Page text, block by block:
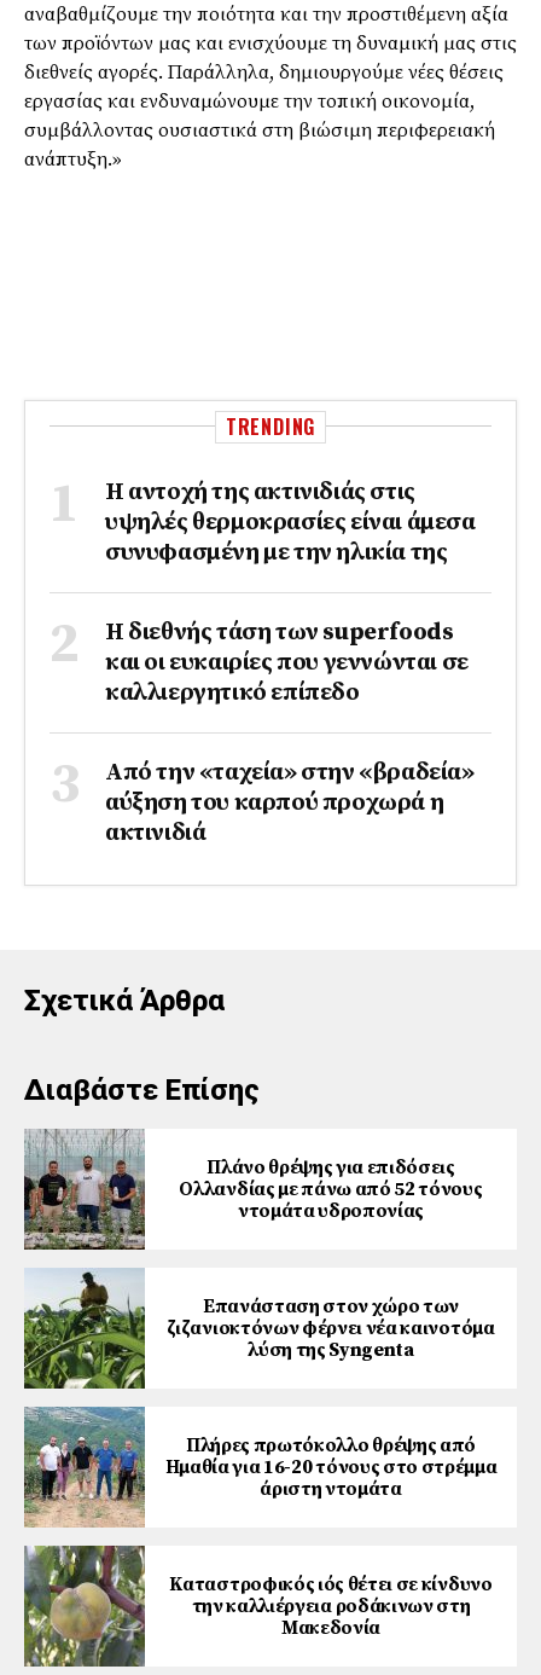
αναβαθμίζουμε την ποιότητα και την προστιθέμενη αξία
των προϊόντων μας και ενισχύουμε τη δυναμική μας στις
διεθνείς αγορές. Παράλληλα, δημιουργούμε νέες θέσεις
εργασίας και ενδυναμώνουμε την τοπική οικονομία,
συμβάλλοντας ουσιαστικά στη βιώσιμη περιφερειακή
ανάπτυξη.»
TRENDING
Η αντοχή της ακτινιδιάς στις
υψηλές θερμοκρασίες είναι άμεσα
συνυφασμένη με την ηλικία της
Η διεθνής τάση των superfoods
και οι ευκαιρίες που γεννώνται σε
καλλιεργητικό επίπεδο
Από την «ταχεία» στην «βραδεία»
αύξηση του καρπού προχωρά η
ακτινιδιά
Σχετικά Άρθρα
Διαβάστε Επίσης
Πλάνο θρέψης για επιδόσεις
Ολλανδίας με πάνω από 52 τόνους
ντομάτα υδροπονίας
Επανάσταση στον χώρο των
ζιζανιοκτόνων φέρνει νέα καινοτόμα
λύση της Syngenta
Πλήρες πρωτόκολλο θρέψης από
Ημαθία για 16-20 τόνους στο στρέμμα
άριστη ντομάτα
Καταστροφικός ιός θέτει σε κίνδυνο
την καλλιέργεια ροδάκινων στη
Μακεδονία